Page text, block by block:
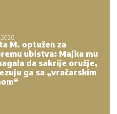
M. optužen za
ubistva: Majka mu
da sakrije oružje,
ga sa „vračarskim